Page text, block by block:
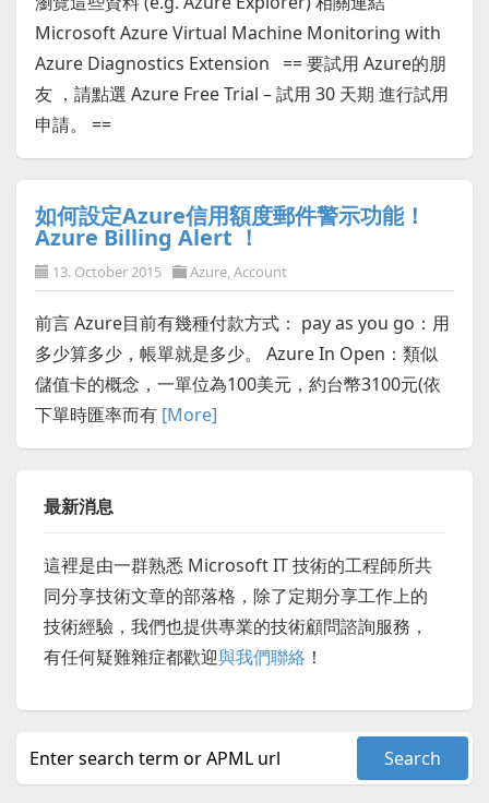
Microsoft Azure Virtual Machine Monitoring with
Azure Diagnostics Extension == 要試用 Azure的朋
友 ，請點選 Azure Free Trial – 試用 30 天期 進行試用
申請。 ==
如何設定Azure信用額度郵件警示功能！
Azure Billing Alert ！
13. October 2015 Azure,Account
前言 Azure目前有幾種付款方式： pay as you go：用
多少算多少，帳單就是多少。 Azure In Open：類似
儲值卡的概念，一單位為100美元，約台幣3100元(依
下單時匯率而有 [More]
最新消息
這裡是由一群熟悉 Microsoft IT 技術的工程師所共
同分享技術文章的部落格，除了定期分享工作上的
技術經驗，我們也提供專業的技術顧問諮詢服務，
有任何疑難雜症都歡迎與我們聯絡 ！